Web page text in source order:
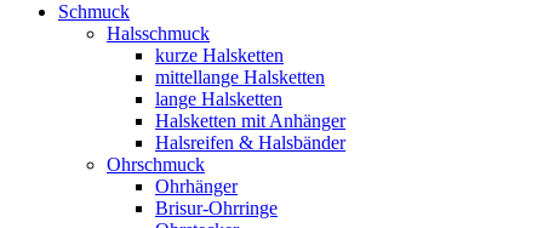
Schmuck
Halsschmuck
kurze Halsketten
mittellange Halsketten
lange Halsketten
Halsketten mit Anhänger
Halsreifen & Halsbänder
Ohrschmuck
Ohrhänger
Brisur-Ohrringe